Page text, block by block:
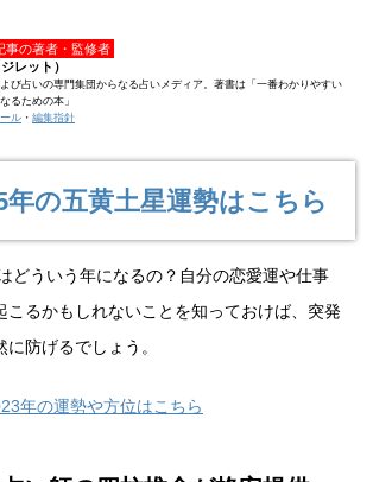
事の著者・監修者
レット）
び占いの専門集団からなる占いメディア。著書は「一番わかりやすい
るための本」
ル ・ 編集指針
年の五黄土星運勢はこちら
どういう年になるの？自分の恋愛運や仕事
こるかもしれないことを知っておけば、突発
防げるでしょう。
年の運勢や方位はこちら